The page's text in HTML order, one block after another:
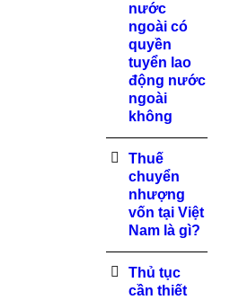
nước
ngoài có
quyền
tuyển lao
động nước
ngoài
không
Thuế
chuyển
nhượng
vốn tại Việt
Nam là gì?
Thủ tục
cần thiết